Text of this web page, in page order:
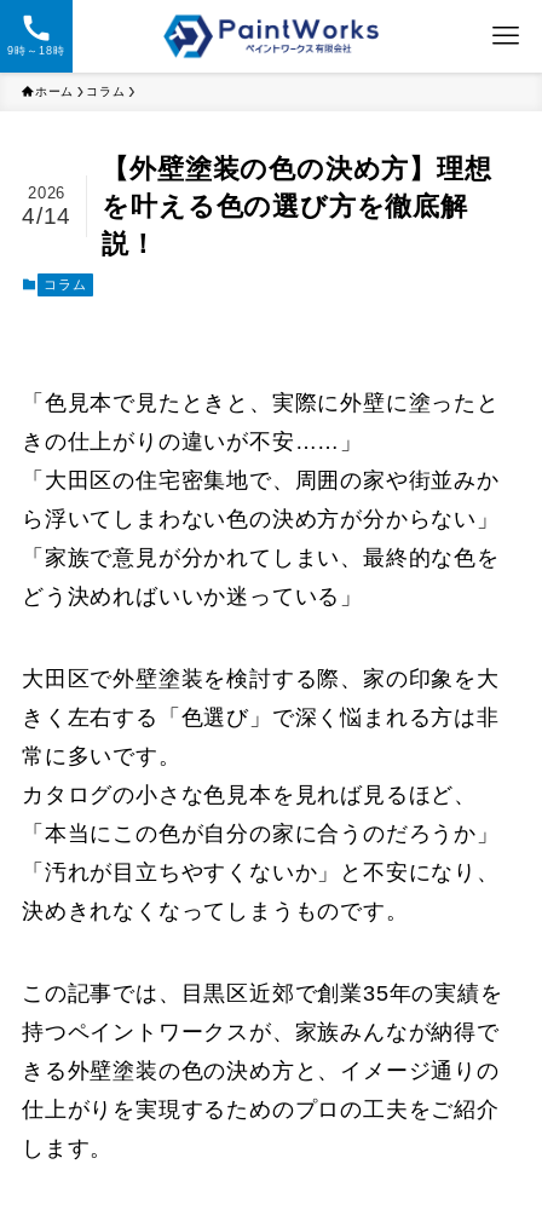
9時～18時
ホーム コラム
【外壁塗装の色の決め方】理想
を叶える色の選び方を徹底解
説！
2026
4/14
コラム
「色見本で見たときと、実際に外壁に塗ったと
きの仕上がりの違いが不安……」
「大田区の住宅密集地で、周囲の家や街並みか
ら浮いてしまわない色の決め方が分からない」
「家族で意見が分かれてしまい、最終的な色を
どう決めればいいか迷っている」
大田区で外壁塗装を検討する際、家の印象を大
きく左右する「色選び」で深く悩まれる方は非
常に多いです。
カタログの小さな色見本を見れば見るほど、
「本当にこの色が自分の家に合うのだろうか」
「汚れが目立ちやすくないか」と不安になり、
決めきれなくなってしまうものです。
この記事では、目黒区近郊で創業35年の実績を
持つペイントワークスが、家族みんなが納得で
きる外壁塗装の色の決め方と、イメージ通りの
仕上がりを実現するためのプロの工夫をご紹介
します。